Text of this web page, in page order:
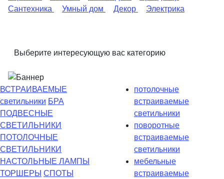
Сантехника
Умный дом Декор Электрика
Выберите интересующую вас категорию
ВСТРАИВАЕМЫЕ
светильники БРА
ПОДВЕСНЫЕ
СВЕТИЛЬНИКИ
ПОТОЛОЧНЫЕ
СВЕТИЛЬНИКИ
НАСТОЛЬНЫЕ ЛАМПЫ
ТОРШЕРЫ СПОТЫ
потолочные
встраиваемые
светильники
поворотные
встраиваемые
светильники
мебельные
встраиваемые